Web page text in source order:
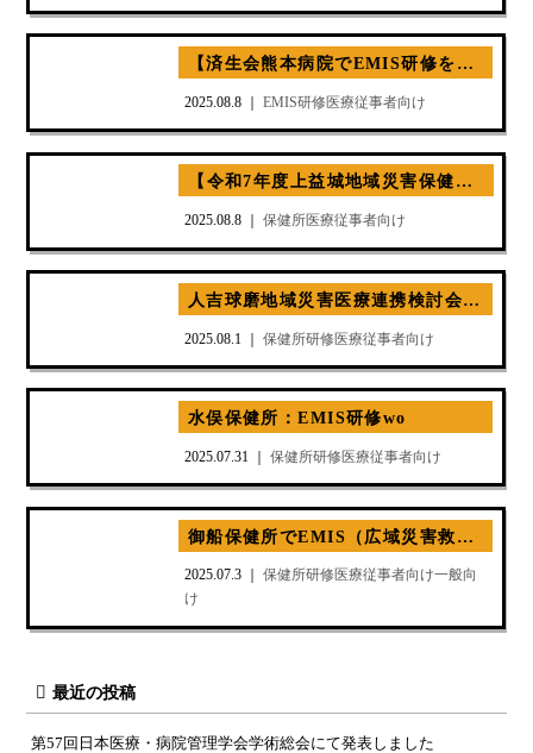
【済生会熊本病院でEMIS研修を実施】
2025.08.8 ｜EMIS研修 医療従事者向け
【令和7年度上益城地域災害保健医療福祉対策会議に参加】
2025.08.8 ｜保健所医療従事者向け
人吉球磨地域災害医療連携検討会に参加
2025.08.1 ｜保健所研修 医療従事者向け
水俣保健所：EMIS研修wo
2025.07.31 ｜保健所研修 医療従事者向け
御船保健所でEMIS（広域災害救急医療情報システム）の研修会を実施
2025.07.3 ｜保健所研修 医療従事者向け一般向
け
最近の投稿
第57回日本医療・病院管理学会学術総会にて発表しました